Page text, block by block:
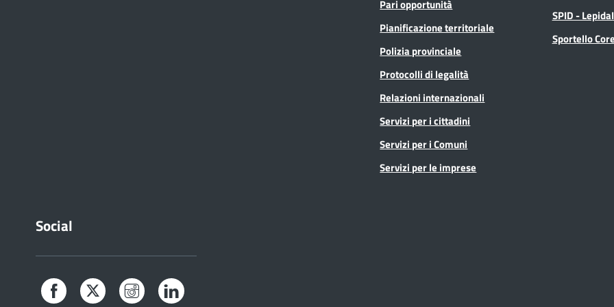
Pari opportunità
Pianificazione territoriale
Polizia provinciale
Protocolli di legalità
Relazioni internazionali
Servizi per i cittadini
Servizi per i Comuni
Servizi per le imprese
SPID -
Sportello
Social
Facebook Twitter Instagram